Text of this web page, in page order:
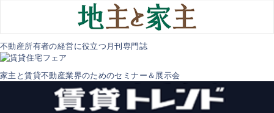
不動産所有者の経営に役立つ月刊専門誌
家主と賃貸不動産業界のためのセミナー＆展示会